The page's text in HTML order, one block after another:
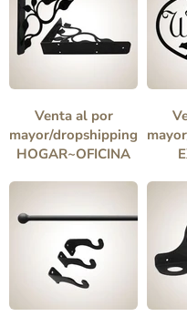
Venta al por
mayor/dropshipping
HOGAR~OFICINA